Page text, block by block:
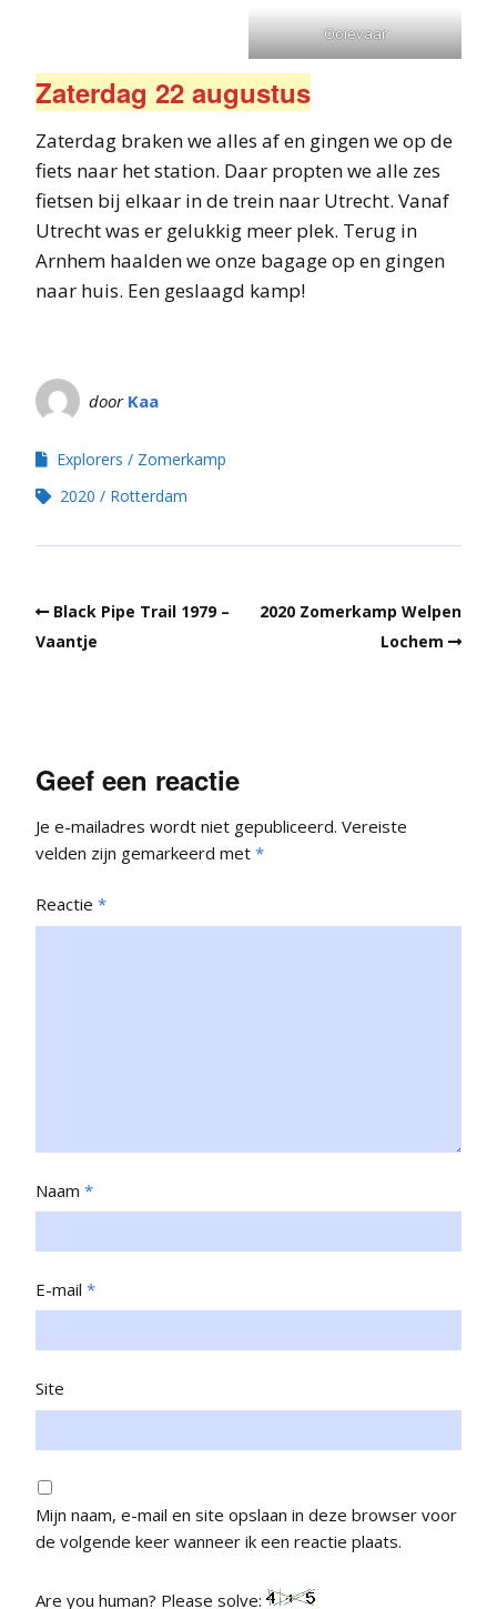
Ooievaar
Zaterdag 22 augustus
Zaterdag braken we alles af en gingen we op de
fiets naar het station. Daar propten we alle zes
fietsen bij elkaar in de trein naar Utrecht. Vanaf
Utrecht was er gelukkig meer plek. Terug in
Arnhem haalden we onze bagage op en gingen
naar huis. Een geslaagd kamp!
door Kaa
Explorers
Zomerkamp
2020
Rotterdam
Black Pipe Trail 1979 –
Vaantje
2020 Zomerkamp Welpen
Lochem
Geef een reactie
Je e-mailadres wordt niet gepubliceerd. Vereiste
velden zijn gemarkeerd met *
Reactie *
Naam *
E-mail *
Site
Mijn naam, e-mail en site opslaan in deze browser voor
de volgende keer wanneer ik een reactie plaats.
Are you human? Please solve: